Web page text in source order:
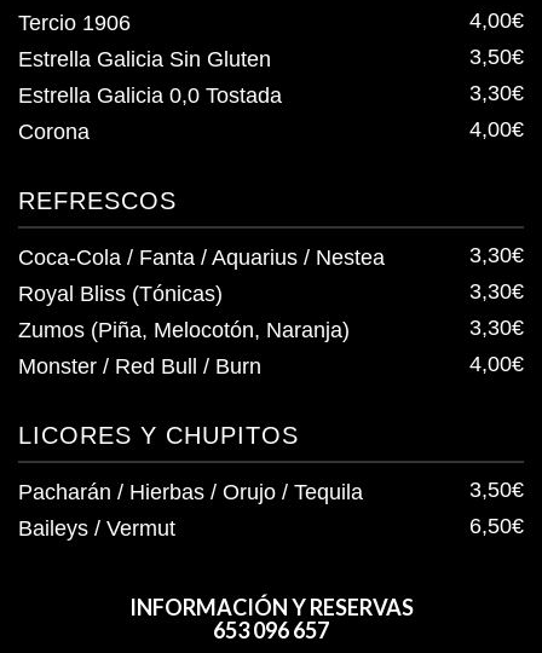
Tercio 1906
4,00€
Estrella Galicia Sin Gluten
3,50€
Estrella Galicia 0,0 Tostada
3,30€
Corona
4,00€
REFRESCOS
Coca-Cola / Fanta / Aquarius / Nestea
3,30€
Royal Bliss (Tónicas)
3,30€
Zumos (Piña, Melocotón, Naranja)
3,30€
Monster / Red Bull / Burn
4,00€
LICORES Y CHUPITOS
Pacharán / Hierbas / Orujo / Tequila
3,50€
Baileys / Vermut
6,50€
INFORMACIÓN Y RESERVAS
653 096 657